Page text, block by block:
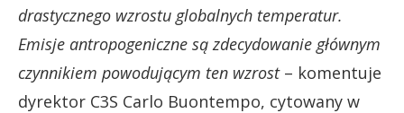
drastycznego wzrostu globalnych temperatur.
Emisje antropogeniczne są zdecydowanie głównym
czynnikiem powodującym ten wzrost– komentuje
dyrektor C3S Carlo Buontempo, cytowany w